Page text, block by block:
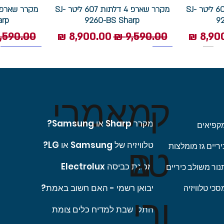
מקרר שארפ 4 דלתות 607 ליטר SJ-
מבצע
מקרר שארפ 4 דלתות 607 ליטר SJ-
9260-BS Sharp
מחיר רגיל‏9,590.00 ‏₪ מחיר מבצע מחיר‏9,590.00 ‏₪
מבצע
מכונת כביסה אלקטרולוקס 9 ק"ג
EW8F1948MBM פתח חזית
מחיר רגיל‏3,290.00 ‏₪ מחיר מבצע‏2,950.00 ‏₪ מבצע
מכונת כביסה אלקטרולוקס 9 ק"ג
EN6F4947FXM פתח חזית
מחיר רגיל‏2,990.00 ‏₪ מחיר מבצע‏2,650.00 ‏₪ מחיר
‏כיריים גז Sauter סאוטר דגם
SHG7505IX
מחיר‏1,190.00 ‏₪
מאמרי
ם
מקרר Sharp או Samsung?
טלוויזיה של Samsung או LG?
מכונת כביסה Electrolux
יבואן רשמי - האם חשוב באמת?
התקן שבת למדיח כלים צומת
ק
טג
ורי
גז מומלצות
משולב כיריים
טלוויזיה